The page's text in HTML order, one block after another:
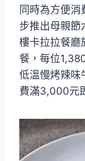
同時為方便
步推出母親節
樓卡拉拉餐
餐，每位
低溫慢烤辣味
費滿3,000元